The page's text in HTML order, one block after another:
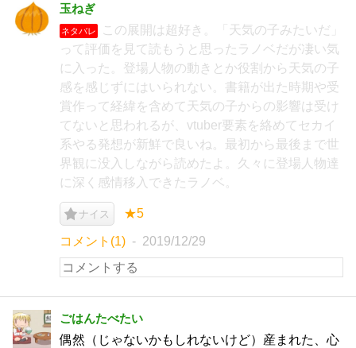
玉ねぎ
ネタバレ
この展開は超好き。「天気の子みたいだ」
って評価を見て読もうと思ったラノベだが凄い気
に入った。登場人物の動きとか役割から天気の子
感を感じずにはいられない。書籍が出た時期や受
賞作って経緯を含めて天気の子からの影響は受け
てないと思われるが、vtuber要素を絡めてセカイ
系やる発想が新鮮で良いね。最初から最後まで世
界観に没入しながら読めたよ。久々に登場人物達
に深く感情移入できたラノベ。
ナイス ★5
コメント(1) 2019/12/29
ごはんたべたい
偶然（じゃないかもしれないけど）産まれた、心